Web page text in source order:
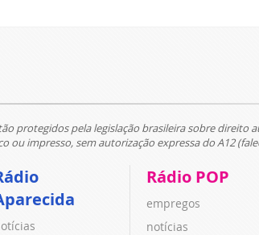
protegidos pela legislação brasileira sobre direito
impresso, sem autorização expressa do A12
Rádio POP
empregos
notícias